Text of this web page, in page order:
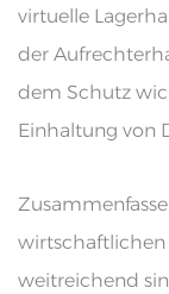
virtuelle
der
dem Schutz
Einhaltung von
wirtschaftlichen
weitreichend